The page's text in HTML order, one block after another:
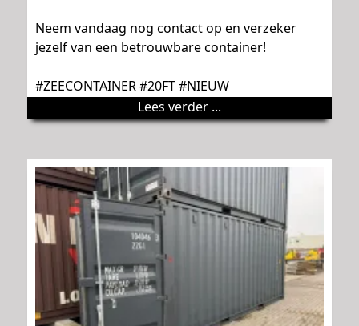
Neem vandaag nog contact op en verzeker
jezelf van een betrouwbare container!
#ZEECONTAINER #20FT #NIEUW
Lees verder ...